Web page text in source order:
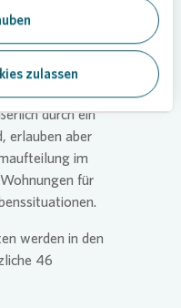
zulassen
alle Blicke aus
zur Abendsonne
durch ein
erlauben aber
im
für
werden in den
46